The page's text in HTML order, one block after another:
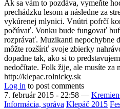
Ak sa vám to pozdáva, vymeňte
prechádzku lesom a následne za
vykúrenej mlynici. Vnútri pofrčí
počúvať. Vonku bude fungovať
rozprávať. Muzikanti nepochybne
môžte rozšíriť svoje zbierky
dopadne tak, ako si to
nedočítate. Folk žije, ale musíte za
http://klepac.rolnicky.sk
Log in to post comments
7. február 2015 - 22:58 —
Informácia, správa Klepáč 2015